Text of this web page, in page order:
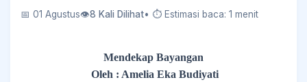
📅 01 Agustus👁8 Kali Dilihat• ⏱ Estimasi baca: 1 menit
Mendekap Bayangan
Oleh : Amelia Eka Budiyati